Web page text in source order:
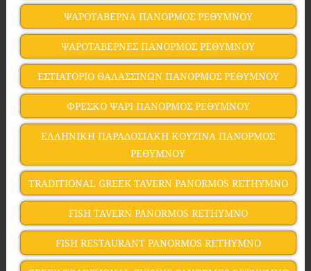
ΨΑΡΟΤΑΒΕΡΝΑ ΠΑΝΟΡΜΟΣ ΡΕΘΥΜΝΟΥ
ΨΑΡΟΤΑΒΕΡΝΕΣ ΠΑΝΟΡΜΟΣ ΡΕΘΥΜΝΟΥ
ΕΣΤΙΑΤΟΡΙΟ ΘΑΛΑΣΣΙΝΩΝ ΠΑΝΟΡΜΟΣ ΡΕΘΥΜΝΟΥ
ΦΡΕΣΚΟ ΨΑΡΙ ΠΑΝΟΡΜΟΣ ΡΕΘΥΜΝΟΥ
ΕΛΛΗΝΙΚΗ ΠΑΡΑΔΟΣΙΑΚΗ ΚΟΥΖΙΝΑ ΠΑΝΟΡΜΟΣ
ΡΕΘΥΜΝΟΥ
TRADITIONAL GREEK TAVERN PANORMOS RETHYMNO
FISH TAVERN PANORMOS RETHYMNO
FISH RESTAURANT PANORMOS RETHYMNO